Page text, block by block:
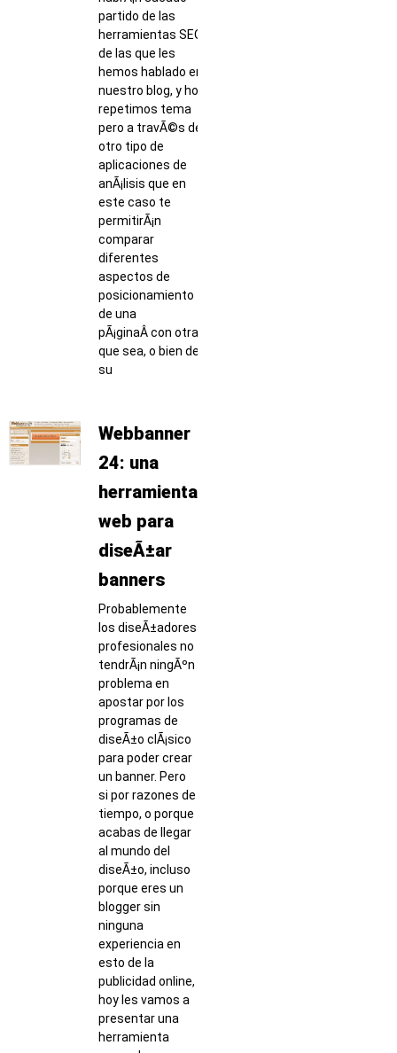
partido de las
herramientas SEO
de las que les
hemos hablado en
nuestro blog, y hoy
repetimos tema
pero a travÃ©s de
otro tipo de
aplicaciones de
anÃ¡lisis que en
este caso te
permitirÃ¡n
comparar
diferentes
aspectos de
posicionamiento
de una
pÃ¡ginaÂ con otra
que sea, o bien de
su
Webbanner
24: una
herramienta
web para
diseÃ±ar
banners
Probablemente
los diseÃ±adores
profesionales no
tendrÃ¡n ningÃºn
problema en
apostar por los
programas de
diseÃ±o clÃ¡sico
para poder crear
un banner. Pero
si por razones de
tiempo, o porque
acabas de llegar
al mundo del
diseÃ±o, incluso
porque eres un
blogger sin
ninguna
experiencia en
esto de la
publicidad online,
hoy les vamos a
presentar una
herramienta